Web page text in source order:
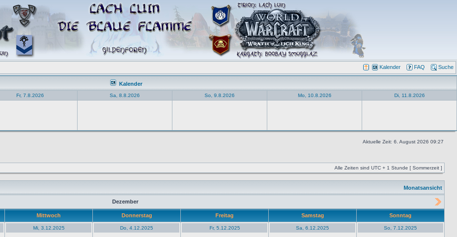
Kalender FAQ Suche
Kalender
Fr, 7.8.2026 Sa, 8.8.2026 So, 9.8.2026 Mo, 10.8.2026 Di, 11.8.2026
Aktuelle Zeit: 6. August 2026 09:27
Alle Zeiten sind UTC + 1 Stunde [ Sommerzeit ]
Monatsansicht
Dezember
Mittwoch Donnerstag Freitag Samstag Sonntag
Mi, 3.12.2025 Do, 4.12.2025 Fr, 5.12.2025 Sa, 6.12.2025 So, 7.12.2025